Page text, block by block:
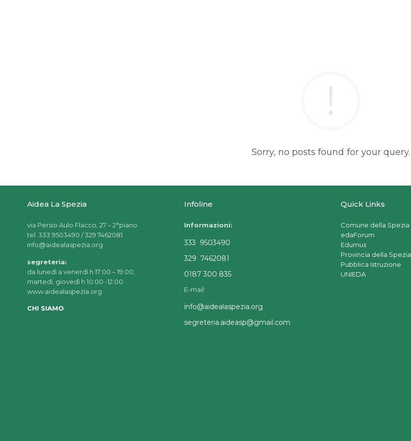
Sorry, no posts found for your query.
Aidea La Spezia
via Persio Aulo Flacco, 27 – 2°piano
tel. 333 9503490 / 329 7462081
info@aidealaspezia.org
segreteria:
da lunedì a venerdì h 17:00 – 19:00,
martedì, giovedì h 10:00 -12:00
www.aidealaspezia.org
CHI SIAMO
Infoline
Informazioni:
333 9503490
329 7462081
0187 300 835
E-mail:
info@aidealaspezia.org
segreteria.aideasp@gmail.com
Quick Links
Comune della Spezia
edaForum
Edumus
Provincia della Spezia
Pubblica Istruzione
UNIEDA